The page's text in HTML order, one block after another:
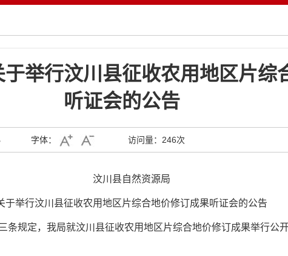
举行汶川县征收农用地区片综
听证会的公告
字体： 访问量： 246次
汶川县自然资源局
于举行汶川县征收农用地区片综合地价修订成果听证会的公告
条规定，我局就汶川县征收农用地区片综合地价修订成果举行公